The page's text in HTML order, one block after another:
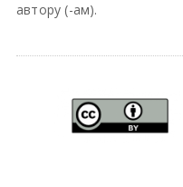
автору (-ам).